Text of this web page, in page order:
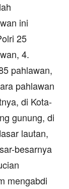
ini
25
4.
pahlawan,
pahlawan
di Kota-
gunung, di
lautan,
besarnya
mengabdi